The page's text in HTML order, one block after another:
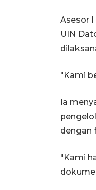
Asesor
UIN
"Kami
Ia
dengan
"Kami